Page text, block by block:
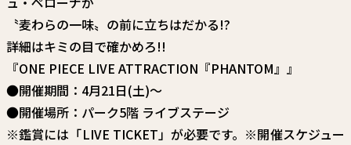
〝麦わらの一味〟の前に立ちはだかる!?
詳細はキミの目で確かめろ!!
『ONE PIECE LIVE ATTRACTION『PHANTOM』』
●開催期間：4月21日(土)～
●開催場所：パーク5階 ライブステージ
※鑑賞には「LIVE TICKET」が必要です。※開催スケジュー